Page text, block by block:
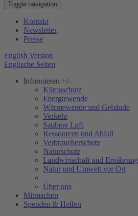
Toggle navigation
Kontakt
Newsletter
Presse
English Version
Englische Seiten
Informieren +/-
Klimaschutz
Energiewende
Wärmewende und Gebäude
Verkehr
Saubere Luft
Ressourcen und Abfall
Verbraucherschutz
Naturschutz
Landwirtschaft und Ernährung
Natur und Umwelt vor Ort
Über uns
Mitmachen
Spenden & Helfen